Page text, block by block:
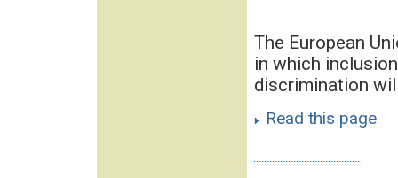
The European
in which
discrimination
Read this page